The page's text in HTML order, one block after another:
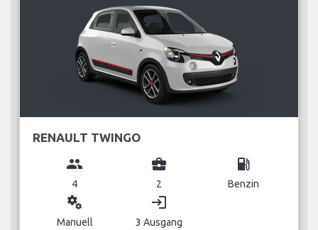
RENAULT TWINGO
group
4
business_center
2
local_gas_station
Benzin
miscellaneous_services
Manuell
login
3 Ausgang